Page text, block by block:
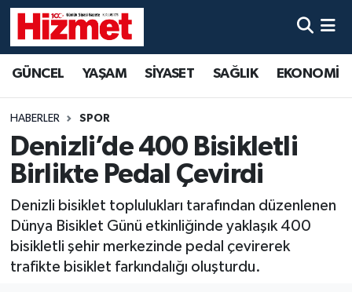
GÜNCEL YAŞAM SİYASET SAĞLIK EKONOMİ
HABERLER SPOR
Denizli’de 400 Bisikletli
Birlikte Pedal Çevirdi
Denizli bisiklet toplulukları tarafından düzenlenen
Dünya Bisiklet Günü etkinliğinde yaklaşık 400
bisikletli şehir merkezinde pedal çevirerek
trafikte bisiklet farkındalığı oluşturdu.
YAŞAM
SİYASET
SAĞLIK
EKONOMİ
KÜLTÜR SANAT
Denizli Hava Durumu
Denizli Trafik Yoğunluk Haritası
Süper Lig Puan Durumu ve Fikstür
Tüm Manşetler
Son Dakika Haberleri